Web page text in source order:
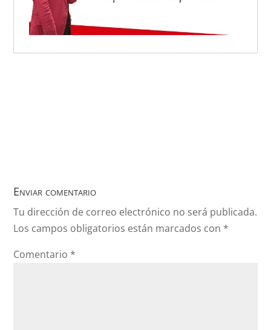
Enviar comentario
Tu dirección de correo electrónico no será publicada.
Los campos obligatorios están marcados con *
Comentario *